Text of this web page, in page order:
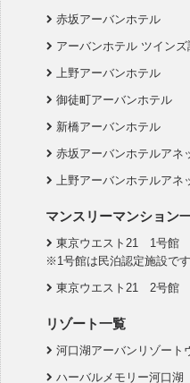
赤坂アーバンホテル
アーバンホテル ツインズ
上野アーバンホテル
御徒町アーバンホテル
新橋アーバンホテル
赤坂アーバンホテルアネ
上野アーバンホテルアネ
マンスリーマンション
東京ウエスト21 1号館
※1号館は民泊認定施設です
東京ウエスト21 2号館
リゾート一覧
河口湖アーバンリゾート
ハーバルメモリー河口湖